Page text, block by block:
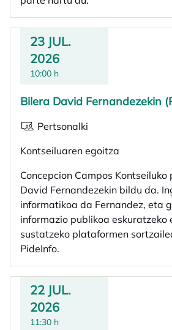
23 JUL.
2026
10:00 h
Bilera David Fernandezekin
Pertsonalki
Kontseiluaren egoitza
Concepcion Campos Kontseiluko
David Fernandezekin bildu da.
informatikoa da Fernandez, eta
informazio publikoa eskuratzeko
sustatzeko plataformen
PideInfo.
22 JUL.
2026
11:30 h